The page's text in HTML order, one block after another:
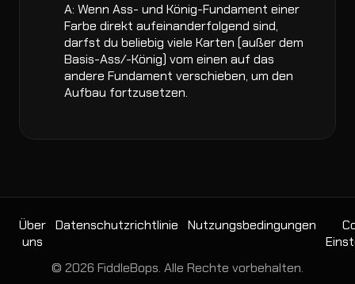
A: Wenn Ass- und König-Fundament einer
Farbe direkt aufeinanderfolgend sind,
darfst du beliebig viele Karten (außer dem
Basis-Ass/-König) vom einen auf das
andere Fundament verschieben, um den
Aufbau fortzusetzen.
Über
uns
Datenschutzrichtlinie Nutzungsbedingungen
© 2026 FiddleBops. Alle Rechte vorbehalten.